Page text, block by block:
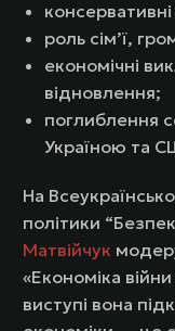
консервативні
роль сім’ї,
економічні
відновлення;
поглиблення
Україною та
На
політики
Матвійчук
«Економіка
виступі вона